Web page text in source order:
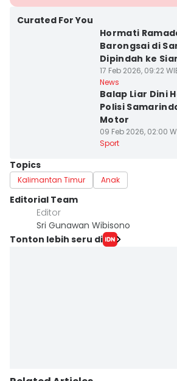
Curated For You
Hormati
Barongsai di
Dipindah ke
17 Feb 2026, 09:22
News
Balap Liar Dini
Polisi
Motor
09 Feb 2026, 02:00
Sport
Topics
Kalimantan Timur Anak
Editorial Team
Editor
Sri Gunawan Wibisono
Tonton lebih seru di